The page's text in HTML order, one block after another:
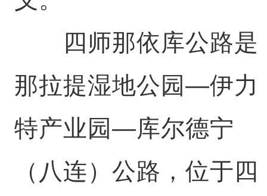
四师那依库公路是
那拉提湿地公园—伊力
特产业园—库尔德宁
（八连）公路，位于四